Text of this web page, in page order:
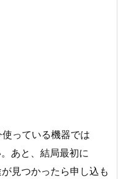
っている機器では
あと、結局最初に
見つかったら申し込も